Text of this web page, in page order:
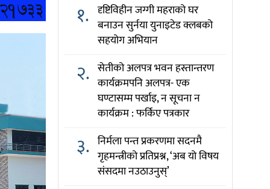
१. दृष्टिविहीन जग्गी महराको घर
बनाउन सुर्नया युनाइटेड क्लबको
सहयोग अभियान
२. सेतीको अलपत्र भवन हस्तान्तरण
कार्यक्रमपनि अलपत्र- एक
घण्टासम्म पर्खाइ, न सूचना न
कार्यक्रम : फर्किए पत्रकार
३. निर्मला पन्त प्रकरणमा सदनमै
गृहमन्त्रीको प्रतिप्रश्न, ‘अब यो विषय
संसदमा नउठाउनुस्’